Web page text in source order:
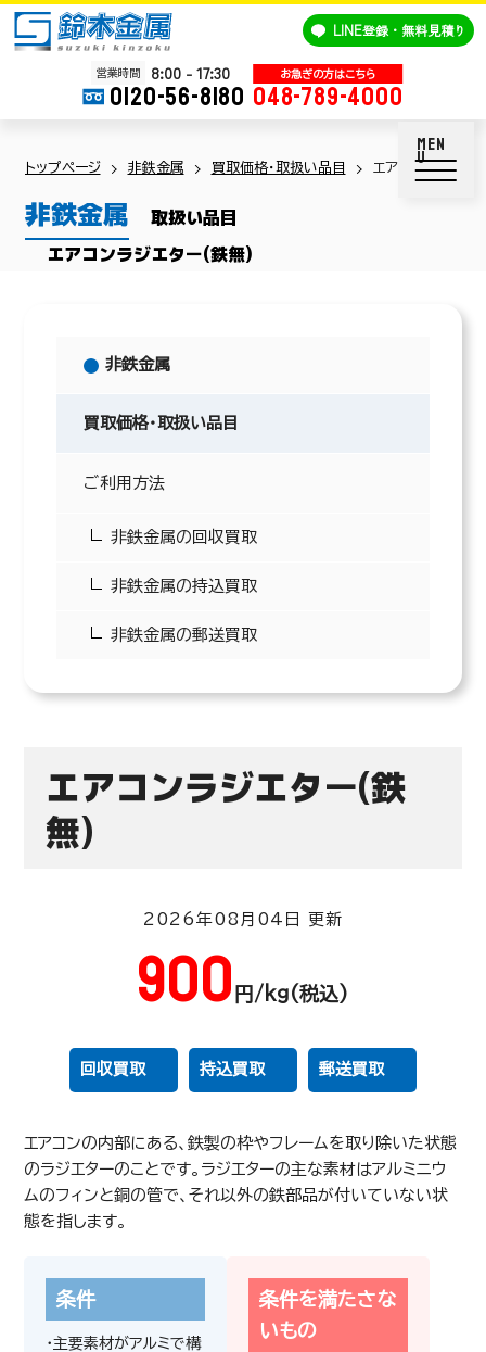
鉄1
2,025円/kg(税込)
光特号銅線
0120-56-8180 048-789-4000
LINE登録・無料見積り
営業時間 8:00 - 17:30
トップページ 非鉄金属 買取価格・取扱い品目 エアコンラジエタ
非鉄金属
取扱い品目
エアコンラジエター(鉄無)
非鉄金属
買取価格・取扱い品目
ご利用方法
非鉄金属の回収買取
非鉄金属の持込買取
非鉄金属の郵送買取
エアコンラジエター(鉄
無)
2026年08月04日 更新
900 円/kg(税込)
回収買取 持込買取 郵送買取
エアコンの内部にある、鉄製の枠やフレームを取り除いた状態
のラジエターのことです。ラジエターの主な素材はアルミニウ
ムのフィンと銅の管で、それ以外の鉄部品が付いていない状
態を指します。
条件
・主要素材がアルミで構
条件を満たさな
いもの